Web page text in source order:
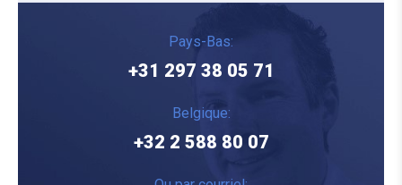
Pays-Bas:
+31 297 38 05 71
Belgique:
+32 2 588 80 07